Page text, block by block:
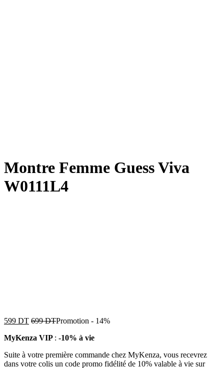
Montre Femme Guess Viva
W0111L4
599 DT 699DTPromotion - 14%
MyKenza VIP : -10% à vie
Suite à votre première commande chez MyKenza, vous recevrez
dans votre colis un code promo fidélité de 10% valable à vie sur